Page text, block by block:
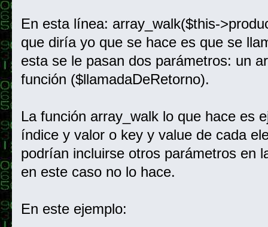
En esta línea: array_walk($this-
que diría yo que se hace es que se
esta se le pasan dos parámetros: un
función ($llamadaDeRetorno).
La función array_walk lo que hace es
índice y valor o key y value de cada
podrían incluirse otros parámetros en
en este caso no lo hace.
En este ejemplo: